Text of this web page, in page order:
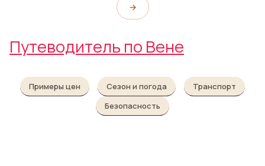
→
Путеводитель по Вене
Примеры цен Сезон и погода
Транспорт
Безопасность